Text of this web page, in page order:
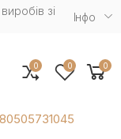
зі
Iнфо
0 0 0